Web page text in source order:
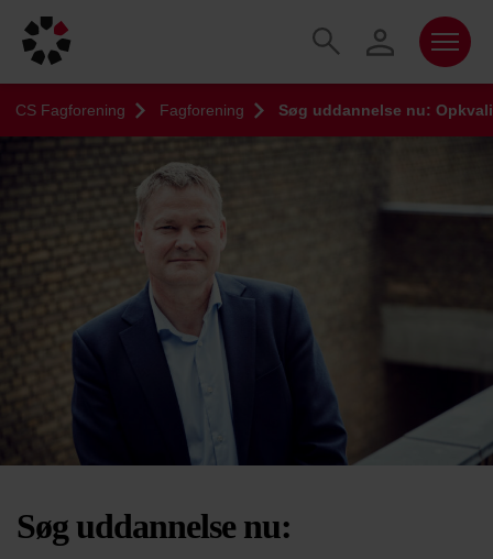
CS Fagforening Fagforening Søg uddannelse nu:
Søg uddannelse nu: